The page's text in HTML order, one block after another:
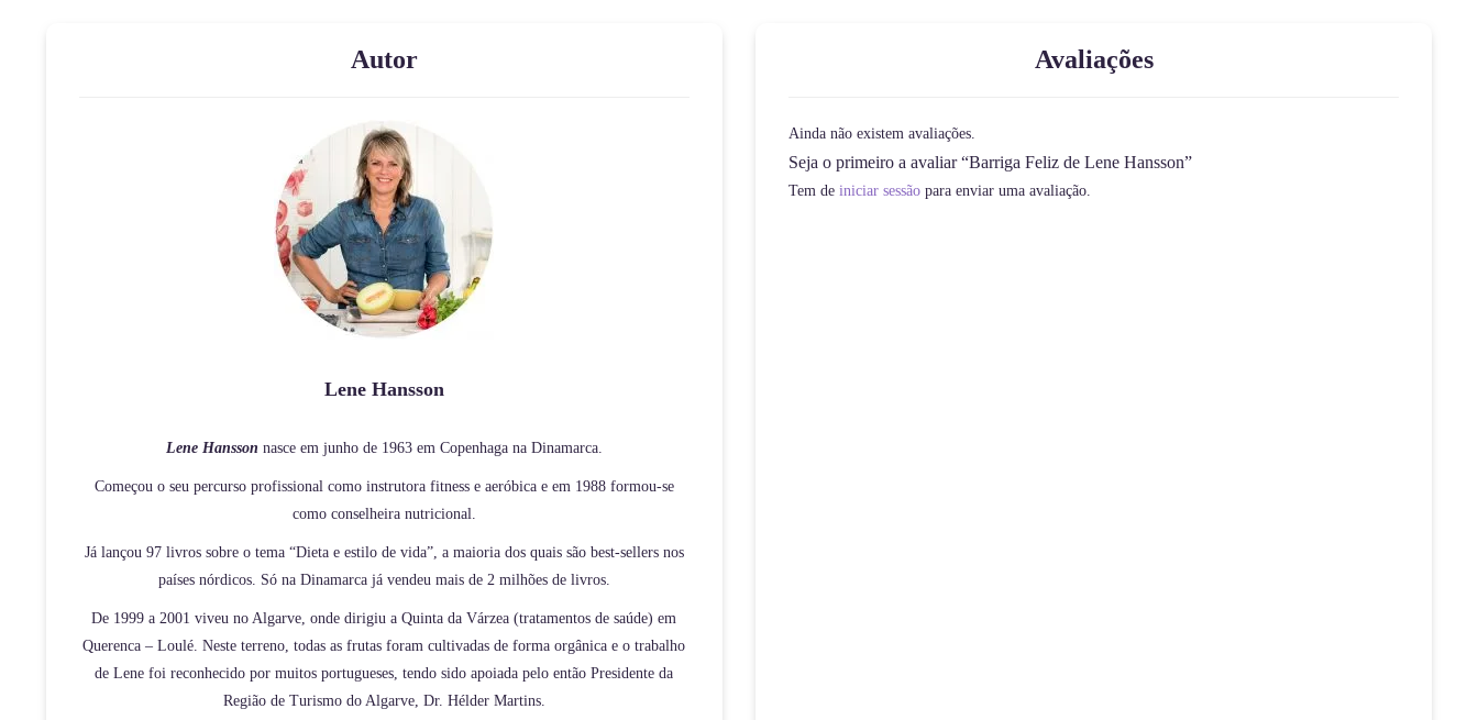
Autor
Lene Hansson
Lene Hansson nasce em junho de 1963 em Copenhaga na Dinamarca.
Começou o seu percurso profissional como instrutora fitness e aeróbica e em 1988 formou-se
como conselheira nutricional.
Já lançou 97 livros sobre o tema “Dieta e estilo de vida”, a maioria dos quais são best-sellers nos
países nórdicos. Só na Dinamarca já vendeu mais de 2 milhões de livros.
De 1999 a 2001 viveu no Algarve, onde dirigiu a Quinta da Várzea (tratamentos de saúde) em
Querenca – Loulé. Neste terreno, todas as frutas foram cultivadas de forma orgânica e o trabalho
de Lene foi reconhecido por muitos portugueses, tendo sido apoiada pelo então Presidente da
Região de Turismo do Algarve, Dr. Hélder Martins.
Avaliações
Ainda não existem avaliações.
Seja o primeiro a avaliar “Barriga Feliz de Lene Hansson”
Tem de iniciar sessão para enviar uma avaliação.